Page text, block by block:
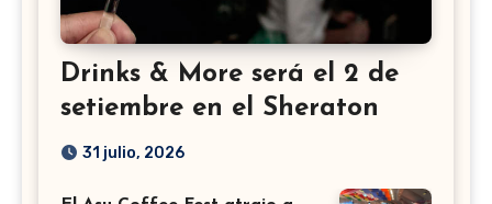
Drinks & More será el 2 de
setiembre en el Sheraton
31 julio, 2026